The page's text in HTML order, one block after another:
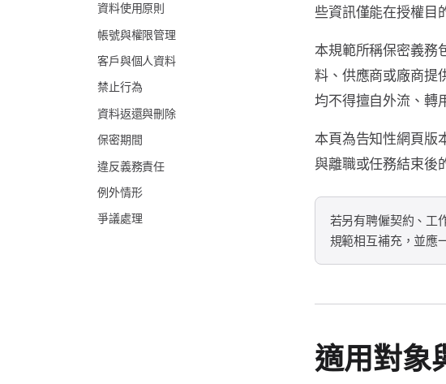
資料使用原則
帳號與權限管理
客戶與個人資料
禁止行為
資料返還與刪除
保密期間
違反義務責任
例外情形
爭議處理
些資訊僅能在授權目
本規範所稱保密義務
料、供應商或廠商提
均不得擅自外流、轉
本頁為告知性網頁版
與離職或任務結束後
若另有聘僱契約、工
規範相互補充，並應
適用對象